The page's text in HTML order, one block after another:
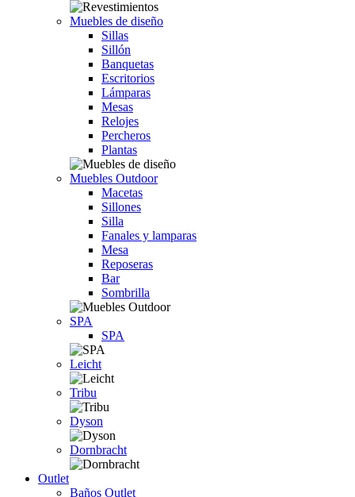
Muebles de diseño
Sillas
Sillón
Banquetas
Escritorios
Lámparas
Mesas
Relojes
Percheros
Plantas
Muebles Outdoor
Macetas
Sillones
Silla
Fanales y lamparas
Mesa
Reposeras
Bar
Sombrilla
SPA
SPA
Leicht
Tribu
Dyson
Dornbracht
Outlet
Baños Outlet